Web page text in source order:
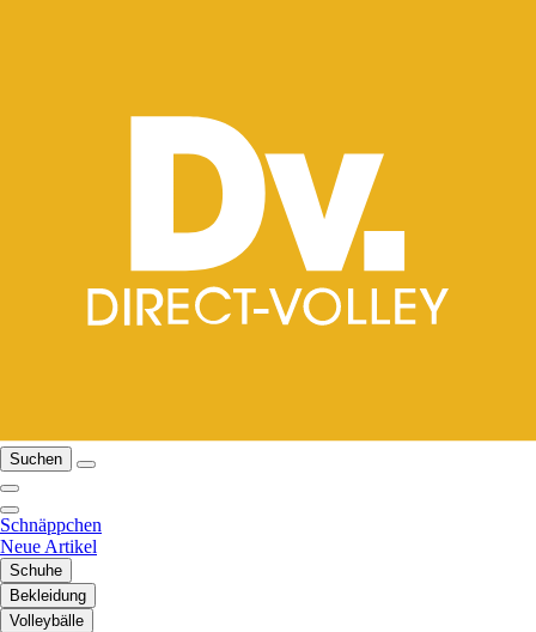
Suchen
Schnäppchen
Neue Artikel
Schuhe
Bekleidung
Volleybälle